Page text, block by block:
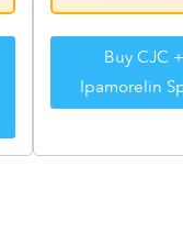
Buy CJC +
Ipamorelin